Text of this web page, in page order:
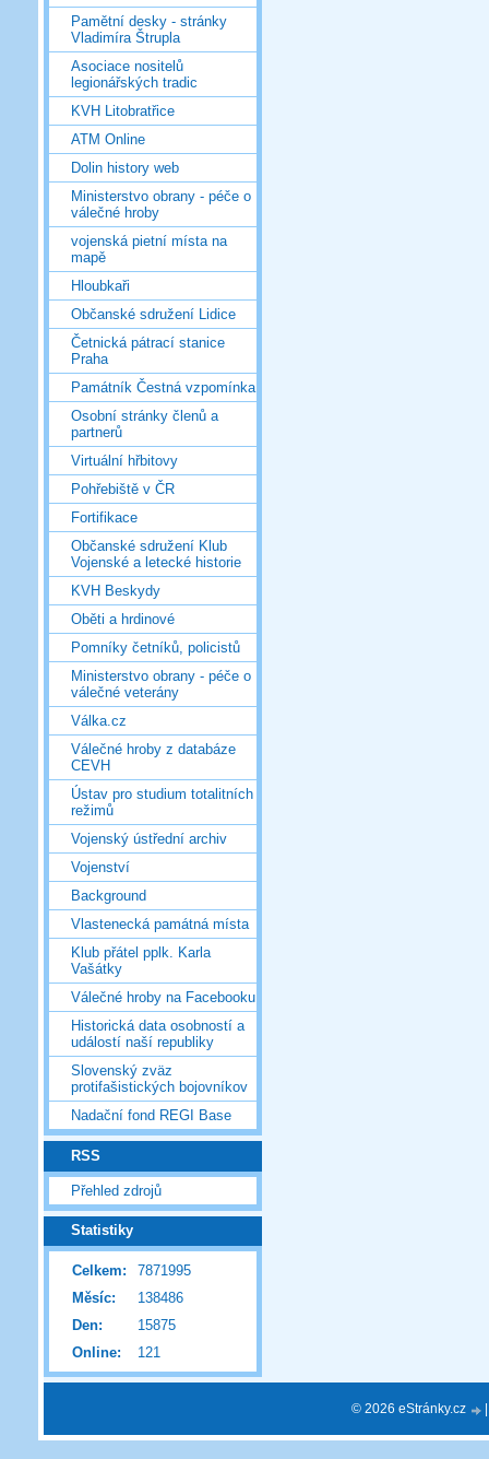
Pamětní desky - stránky
Vladimíra Štrupla
Asociace nositelů
legionářských tradic
KVH Litobratřice
ATM Online
Dolin history web
Ministerstvo obrany - péče o
válečné hroby
vojenská pietní místa na
mapě
Hloubkaři
Občanské sdružení Lidice
Četnická pátrací stanice
Praha
Památník Čestná vzpomínka
Osobní stránky členů a
partnerů
Virtuální hřbitovy
Pohřebiště v ČR
Fortifikace
Občanské sdružení Klub
Vojenské a letecké historie
KVH Beskydy
Oběti a hrdinové
Pomníky četníků, policistů
Ministerstvo obrany - péče o
válečné veterány
Válka.cz
Válečné hroby z databáze
CEVH
Ústav pro studium totalitních
režimů
Vojenský ústřední archiv
Vojenství
Background
Vlastenecká památná místa
Klub přátel pplk. Karla
Vašátky
Válečné hroby na Facebooku
Historická data osobností a
událostí naší republiky
Slovenský zväz
protifašistických bojovníkov
Nadační fond REGI Base
RSS
Přehled zdrojů
Statistiky
Online: 121
Celkem:
7871995
Měsíc:
138486
Den:
15875
© 2026 eStránky.cz